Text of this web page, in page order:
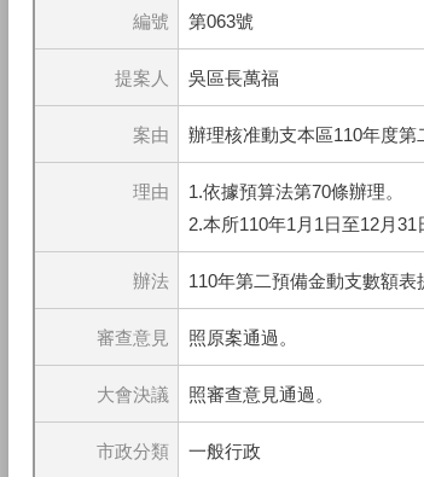
編號 第063號
提案人 吳區長萬福
案由 辦理核准動支本區110年度
理由
1.依據預算法第70條辦理。
2.本所110年1月1日至12月31
辦法 110年第二預備金動支數額表
審查意見 照原案通過。
大會決議 照審查意見通過。
市政分類 一般行政